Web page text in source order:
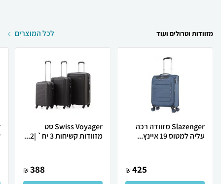
מזוודות וטרולים ועוד לכל המוצרים
Slazenger מזוודה רכה
עליה למטוס 19 איינץ...
425
₪
Swiss Voyager סט
מזוודות קשיחות 3 יח` |2...
388
₪